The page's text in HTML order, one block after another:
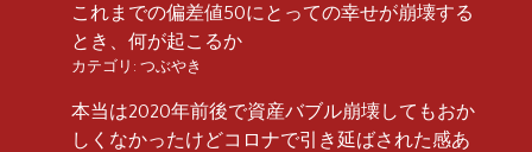
これまでの偏差値50にとっての幸せが崩壊する
とき、何が起こるか
カテゴリ: つぶやき
本当は2020年前後で資産バブル崩壊してもおか
しくなかったけどコロナで引き延ばされた感あ